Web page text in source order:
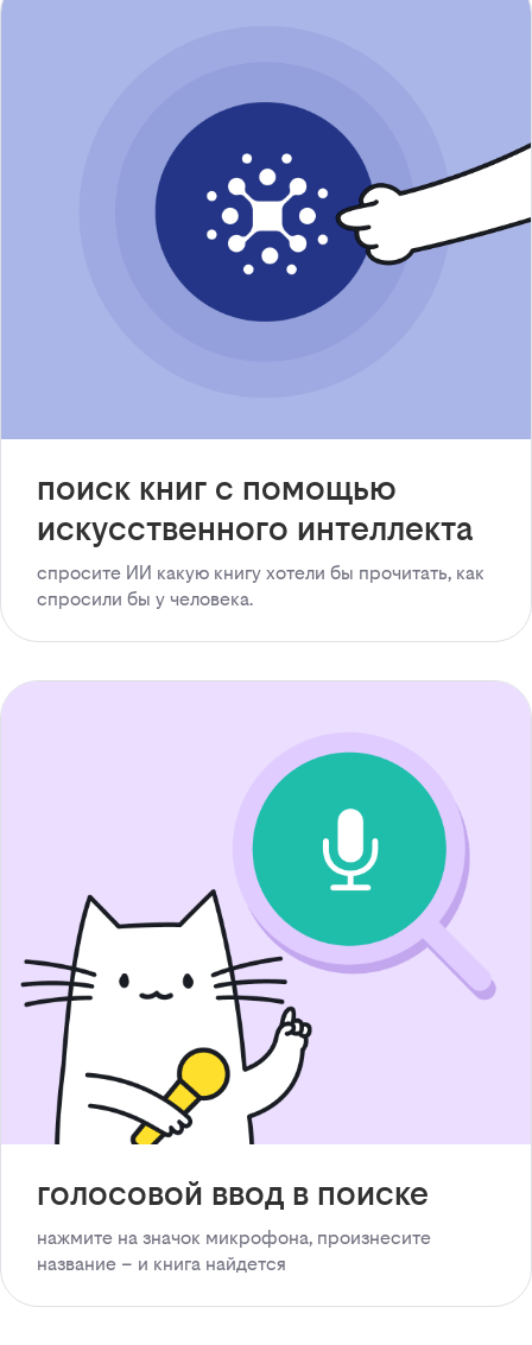
поиск книг с помощью
искусственного интеллекта
спросите ИИ какую книгу хотели бы прочитать, как
спросили бы у человека.
голосовой ввод в поиске
нажмите на значок микрофона, произнесите
название – и книга найдется